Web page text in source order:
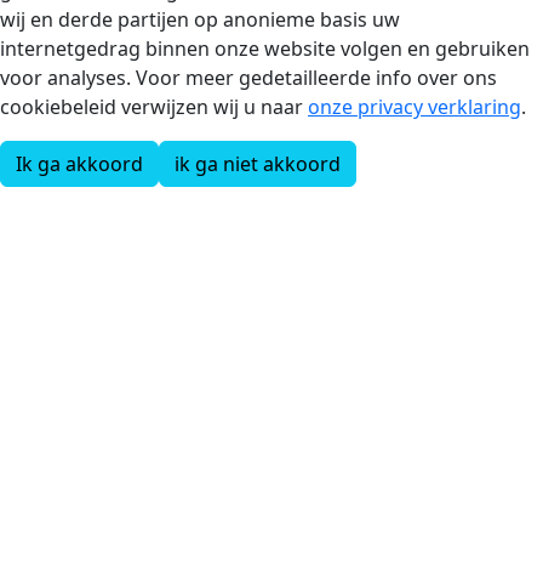
wij en derde partijen op anonieme basis uw
internetgedrag binnen onze website volgen en gebruiken
voor analyses. Voor meer gedetailleerde info over ons
cookiebeleid verwijzen wij u naaronze privacy verklaring.
Ik ga akkoord ik ga niet akkoord